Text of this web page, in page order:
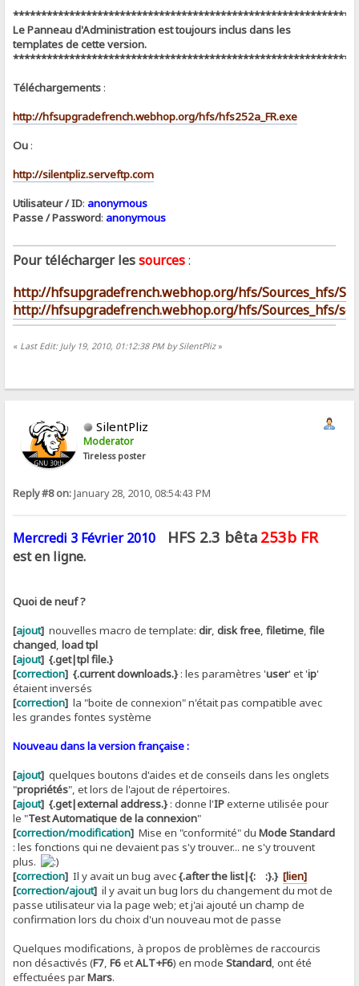
Le Panneau d'Administration est toujours inclus dans les
templates de cette version.
Téléchargements :
http://hfsupgradefrench.webhop.org/hfs/hfs252a_FR.exe
Ou :
http://silentpliz.serveftp.com
Utilisateur / ID:anonymous
Passe / Password:anonymous
Pour télécharger lessources:
http://hfsupgradefrench.webhop.org/hfs/Sources_hfs/
http://hfsupgradefrench.webhop.org/hfs/Sources_hfs/
« Last Edit: July 19, 2010, 01:12:38 PM by SilentPliz»
SilentPliz
Moderator
Tireless poster
Reply #8 on:January 28, 2010, 08:54:43 PM
Mercredi 3 Février 2010 HFS 2.3 bêta 253b FR
est en ligne.
Quoi de neuf ?
[ajout] nouvelles macro de template:dir,disk free,filetime,file
changed,load tpl
[ajout] {.get|tpl file.}
[correction] {.current downloads.}: les paramètres 'user' et 'ip'
étaient inversés
[correction] la "boite de connexion" n'était pas compatible avec
les grandes fontes système
Nouveau dans la version française :
[ajout] quelques boutons d'aides et de conseils dans les onglets
"propriétés", et lors de l'ajout de répertoires.
[ajout] {.get|external address.}: donne l'IPexterne utilisée pour
le "Test Automatique de la connexion"
[correction/modification] Mise en "conformité" duMode Standard
: les fonctions qui ne devaient pas s'y trouver... ne s'y trouvent
plus.
[correction] Il y avait un bug avec{.after the list|{: :}.} [lien]
[correction/ajout] il y avait un bug lors du changement du mot de
passe utilisateur via la page web; et j'ai ajouté un champ de
confirmation lors du choix d'un nouveau mot de passe
Quelques modifications, à propos de problèmes de raccourcis
non désactivés (F7,F6etALT+F6) en modeStandard, ont été
effectuées parMars.